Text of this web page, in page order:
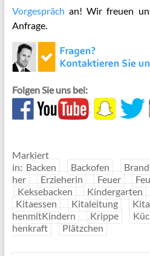
Vorgespräch an! Wir freuen
Anfrage.
Folgen Sie uns bei:
Markiert
in: Backen Backofen
her
Erzieherin Feuer
Keksebacken
Kindergarten
Kitaessen
Kitaleitung
henmitKindern
Krippe
henkraft
Plätzchen